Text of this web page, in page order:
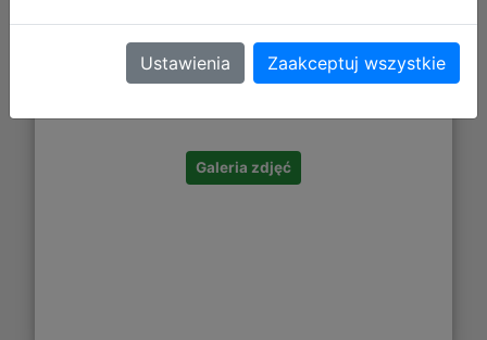
14,13 zł
Galeria zdjęć
Ustawienia Zaakceptuj wszystkie